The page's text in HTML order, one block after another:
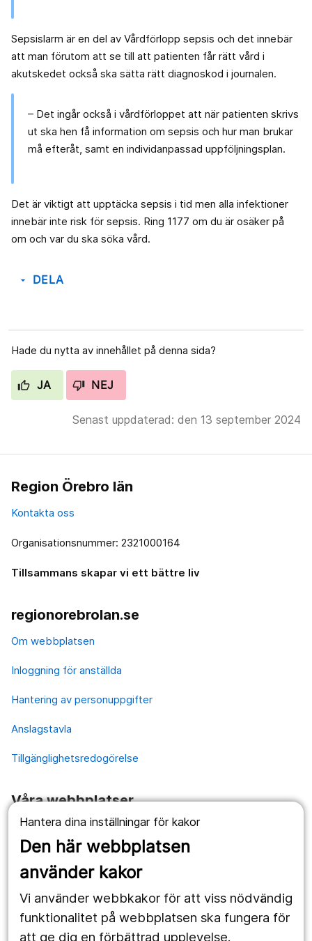
Hantera dina inställningar för kakor
Den här webbplatsen
använder kakor
Vi använder webbkakor för att viss nödvändig
funktionalitet på webbplatsen ska fungera för
att ge dig en förbättrad upplevelse.
Sepsislarm är en del av Vårdförlopp sepsis och det innebär
att man förutom att se till att patienten får rätt vård i
akutskedet också ska sätta rätt diagnoskod i journalen.
– Det ingår också i vårdförloppet att när patienten skrivs
ut ska hen få information om sepsis och hur man brukar
må efteråt, samt en individanpassad uppföljningsplan.
Det är viktigt att upptäcka sepsis i tid men alla infektioner
innebär inte risk för sepsis. Ring 1177 om du är osäker på
om och var du ska söka vård.
arrow_drop_down DELA
Hade du nytta av innehållet på denna sida?
JA NEJ
Senast uppdaterad: den 13 september 2024
Region Örebro län
Kontakta oss
Organisationsnummer: 2321000164
Tillsammans skapar vi ett bättre liv
regionorebrolan.se
Om webbplatsen
Inloggning för anställda
Hantering av personuppgifter
Anslagstavla
Tillgänglighetsredogörelse
Våra webbplatser
1177.se
Länstrafiken
Utveckling